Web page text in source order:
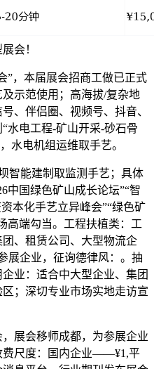
会！
，本届展会招商工做已正式
示范使用；高海拔/复杂地
、伴侣圈、视频号、抖音、
水电工程-矿山开采-砂石骨
水电机组运维取手艺。
能建制取监测手艺；具体
中国绿色矿山成长论坛”“智
本化手艺立异峰会”“绿色矿
高端勾当。工程扶植类：工
、租赁公司、大型物流企
展企业，征询德律风：。抽
业：适合中大型企业、集团
；深切专业市场实地走访宣
展会移师成都，为参展企业
费尺度：国内企业——¥1,平